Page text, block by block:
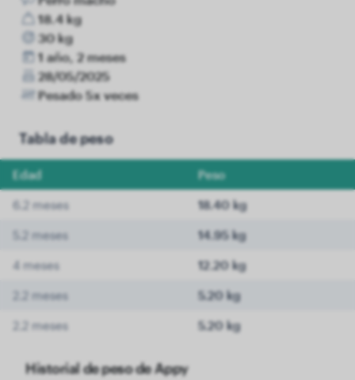
18.4 kg
30 kg
1 año, 2 meses
28/05/2025
Pesado 5x veces
Tabla de peso
Edad Peso
6.2 meses 18.40 kg
5.2 meses 14.95 kg
4 meses 12.20 kg
2.2 meses 5.20 kg
2.2 meses 5.20 kg
Historial de peso de Appy